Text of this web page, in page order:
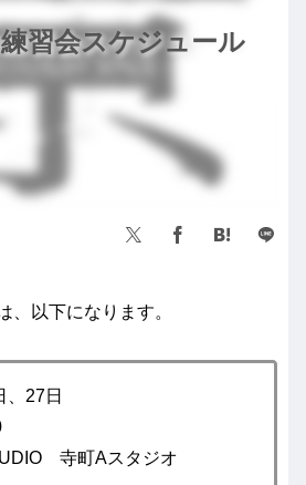
習会スケジュール
、以下になります。
、27日
寺町Aスタジオ